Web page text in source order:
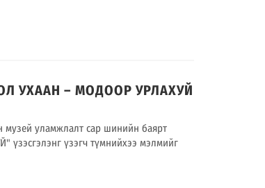
УХААН – МОДООР УРЛАХУЙ
музей уламжлалт сар шинийн баярт
үзэгч түмнийхээ мэлмийг